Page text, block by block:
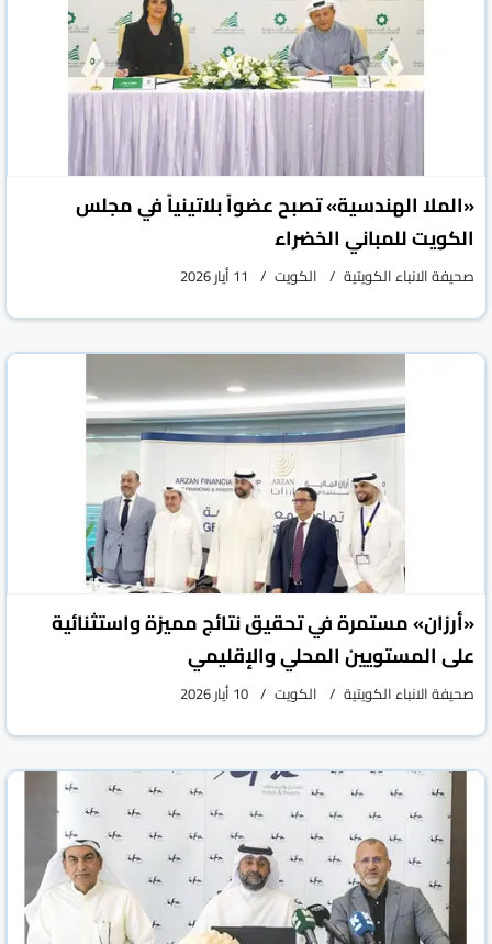
«الملا الهندسية» تصبح عضواً بلاتينياً في مجلس
الكويت للمباني الخضراء
صحيفة الانباء الكويتية الكويت 11 أيار 2026
«أرزان» مستمرة في تحقيق نتائج مميزة واستثنائية
على المستويين المحلي والإقليمي
صحيفة الانباء الكويتية الكويت 10 أيار 2026